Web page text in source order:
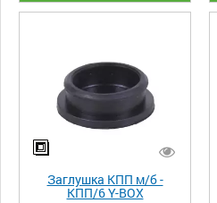
Заглушка КПП м/б -
КПП/6 Y-BOX